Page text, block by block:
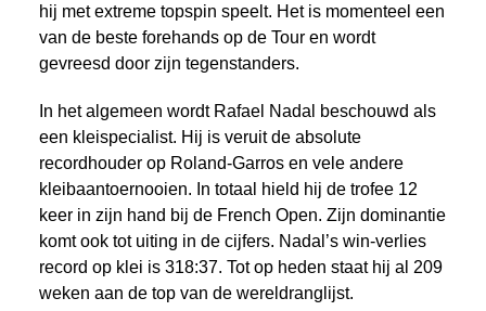
hij met extreme topspin speelt. Het is momenteel een
van de beste forehands op de Tour en wordt
gevreesd door zijn tegenstanders.
In het algemeen wordt Rafael Nadal beschouwd als
een kleispecialist. Hij is veruit de absolute
recordhouder op Roland-Garros en vele andere
kleibaantoernooien. In totaal hield hij de trofee 12
keer in zijn hand bij de French Open. Zijn dominantie
komt ook tot uiting in de cijfers. Nadal’s win-verlies
record op klei is 318:37. Tot op heden staat hij al 209
weken aan de top van de wereldranglijst.